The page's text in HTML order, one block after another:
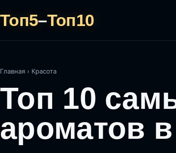
Топ5–Топ10
Главная › Красота
Топ 10
ароматов